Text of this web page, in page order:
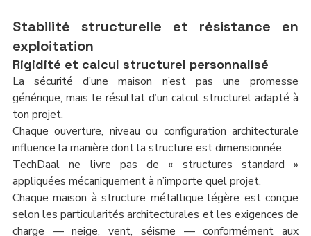
Stabilité structurelle et résistance en
exploitation
Rigidité et calcul structurel personnalisé
La sécurité d’une maison n’est pas une promesse
générique, mais le résultat d’un calcul structurel adapté à
ton projet.
Chaque ouverture, niveau ou configuration architecturale
influence la manière dont la structure est dimensionnée.
TechDaal ne livre pas de « structures standard »
appliquées mécaniquement à n’importe quel projet.
Chaque maison à structure métallique légère est conçue
selon les particularités architecturales et les exigences de
charge — neige, vent, séisme — conformément aux